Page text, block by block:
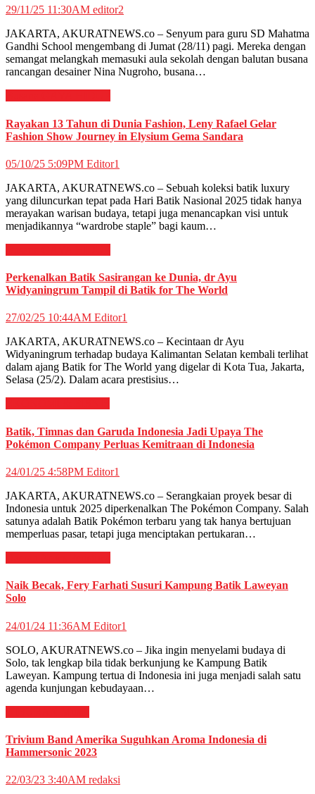
29/11/25 11:30AM editor2
JAKARTA, AKURATNEWS.co – Senyum para guru SD Mahatma
Gandhi School mengembang di Jumat (28/11) pagi. Mereka dengan
semangat melangkah memasuki aula sekolah dengan balutan busana
rancangan desainer Nina Nugroho, busana…
Rayakan 13 Tahun di Dunia Fashion, Leny Rafael Gelar
Fashion Show Journey in Elysium Gema Sandara
05/10/25 5:09PM Editor1
JAKARTA, AKURATNEWS.co – Sebuah koleksi batik luxury
yang diluncurkan tepat pada Hari Batik Nasional 2025 tidak hanya
merayakan warisan budaya, tetapi juga menancapkan visi untuk
menjadikannya “wardrobe staple” bagi kaum…
Perkenalkan Batik Sasirangan ke Dunia, dr Ayu
Widyaningrum Tampil di Batik for The World
27/02/25 10:44AM Editor1
JAKARTA, AKURATNEWS.co – Kecintaan dr Ayu
Widyaningrum terhadap budaya Kalimantan Selatan kembali terlihat
dalam ajang Batik for The World yang digelar di Kota Tua, Jakarta,
Selasa (25/2). Dalam acara prestisius…
Batik, Timnas dan Garuda Indonesia Jadi Upaya The
Pokémon Company Perluas Kemitraan di Indonesia
24/01/25 4:58PM Editor1
JAKARTA, AKURATNEWS.co – Serangkaian proyek besar di
Indonesia untuk 2025 diperkenalkan The Pokémon Company. Salah
satunya adalah Batik Pokémon terbaru yang tak hanya bertujuan
memperluas pasar, tetapi juga menciptakan pertukaran…
Naik Becak, Fery Farhati Susuri Kampung Batik Laweyan
Solo
24/01/24 11:36AM Editor1
SOLO, AKURATNEWS.co – Jika ingin menyelami budaya di
Solo, tak lengkap bila tidak berkunjung ke Kampung Batik
Laweyan. Kampung tertua di Indonesia ini juga menjadi salah satu
agenda kunjungan kebudayaan…
Trivium Band Amerika Suguhkan Aroma Indonesia di
Hammersonic 2023
22/03/23 3:40AM redaksi